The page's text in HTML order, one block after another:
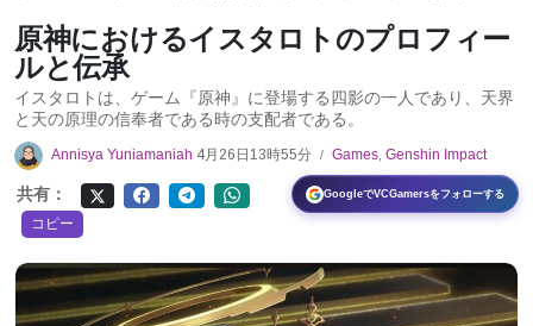
原神におけるイスタロトのプロフィー
ルと伝承
イスタロトは、ゲーム『原神』に登場する四影の一人であり、天界
と天の原理の信奉者である時の支配者である。
Annisya Yuniamaniah 4月26日13時55分 / Games, Genshin Impact
GoogleでVCGamersをフォローする
共有：
コピー